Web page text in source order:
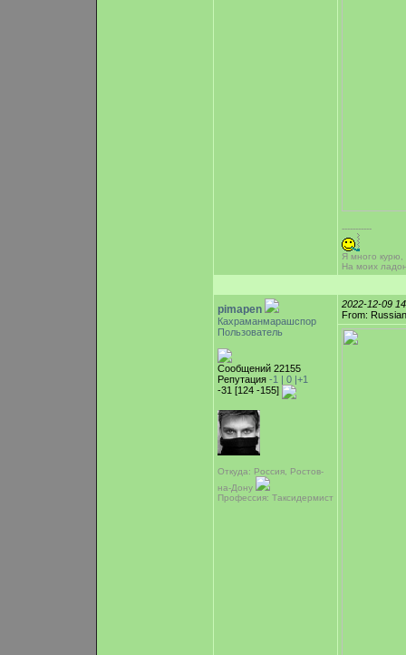
-----------
Я много курю,
На моих
pimapen
Кахраманмарашспор
Пользователь
Сообщений 22155
Репутация -1 | 0 |+1
-31 [124 -155]
Откуда: Россия, Ростов-
на-Дону
Профессия: Таксидермист
2022-12-09
From: